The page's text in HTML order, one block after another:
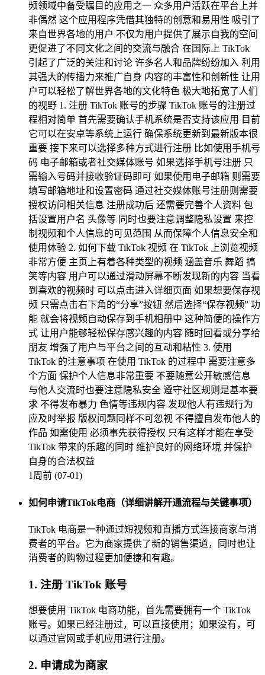
频领域中备受瞩目的应用之一 众多用户活跃在平台上并
非偶然 这个应用程序凭借其独特的创意和易用性 吸引了
来自世界各地的用户 不仅为用户提供了展示自我的空间
更促进了不同文化之间的交流与融合 在国际上 TikTok
引起了广泛的关注和讨论 许多名人和品牌纷纷加入 利用
其强大的传播力来推广自身 内容的丰富性和创新性 让用
户可以轻松了解世界各地的文化特色 极大地拓宽了人们
的视野 1. 注册 TikTok 账号的步骤 TikTok 账号的注册过
程相对简单 首先需要确认手机系统是否支持该应用 目前
它可以在安卓等系统上运行 确保系统更新到最新版本很
重要 接下来可以选择多种方式进行注册 比如使用手机号
码 电子邮箱或者社交媒体账号 如果选择手机号注册 只
需输入号码并接收验证码即可 如果使用电子邮箱 则需要
填写邮箱地址和设置密码 通过社交媒体账号注册则需要
授权访问相关信息 注册成功后 还需要完善个人资料 包
括设置用户名 头像等 同时也要注意调整隐私设置 来控
制视频和个人信息的可见范围 从而保障个人信息安全和
使用体验 2. 如何下载 TikTok 视频 在 TikTok 上浏览视频
非常方便 主页上有着各种类型的视频 涵盖音乐 舞蹈 搞
笑等内容 用户可以通过滑动屏幕不断发现新的内容 当看
到喜欢的视频时 可以点击进入详细页面 如果想要保存视
频 只需点击右下角的“分享”按钮 然后选择“保存视频” 功
能 就会将视频自动保存到手机相册中 这种简便的操作方
式 让用户能够轻松保存感兴趣的内容 随时回看或分享给
朋友 增强了用户与平台之间的互动和粘性 3. 使用
TikTok 的注意事项 在使用 TikTok 的过程中 需要注意多
个方面 保护个人信息非常重要 不要随意公开敏感信息
与他人交流时也要注意隐私安全 遵守社区规则是基本要
求 不得发布暴力 色情等违规内容 发现他人有违规行为
应及时举报 版权问题同样不可忽视 不得擅自发布他人的
作品 如需使用 必须事先获得授权 只有这样才能在享受
TikTok 带来的乐趣的同时 维护良好的网络环境 并保护
自身的合法权益
1周前 (07-01)
如何申请TikTok电商（详细讲解开通流程与关键事项）
TikTok 电商是一种通过短视频和直播方式连接商家与消
费者的平台。它为商家提供了新的销售渠道，同时也让
消费者的购物过程更加便捷和有趣。
1. 注册 TikTok 账号
想要使用 TikTok 电商功能，首先需要拥有一个 TikTok
账号。如果已经注册过，可以直接使用；如果没有，可
以通过官网或手机应用进行注册。
2. 申请成为商家